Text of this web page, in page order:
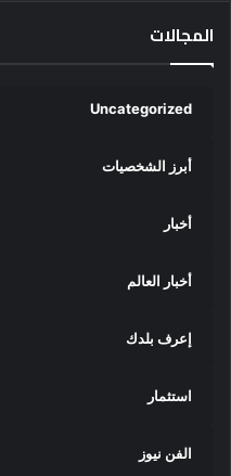
المجالات
Uncategorized
أبرز الشخصيات
أخبار
أخبار العالم
إعرف بلدك
استثمار
الفن نيوز